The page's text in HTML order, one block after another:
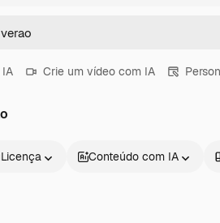
Crie um vídeo com IA
Licença Conteúdo com IA